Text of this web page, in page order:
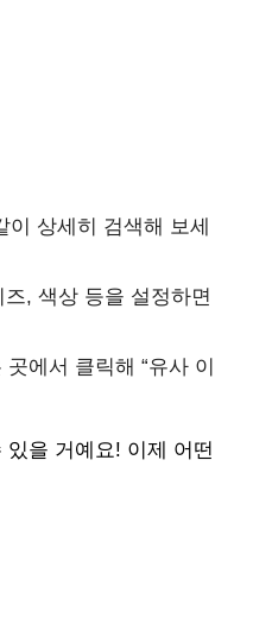
이 상세히 검색해 보세
, 색상 등을 설정하면
에서 클릭해 “유사 이
을 거예요! 이제 어떤